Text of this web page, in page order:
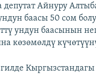
Айнуру
баасы 50 сом
ундун баасынын
көзөмөлдү
Кыргызстандагы